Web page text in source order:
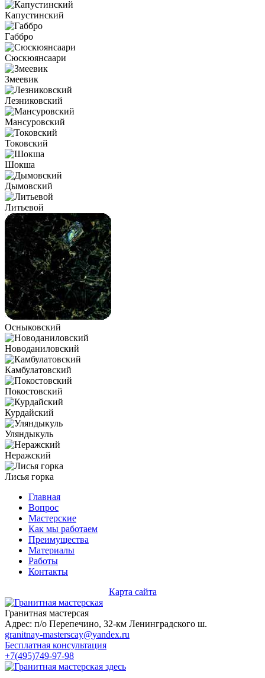
Капустинский
Габбро
Сюскюянсаари
Змеевик
Лезниковский
Мансуровский
Токовский
Шокша
Дымовский
Литьевой
Осныковский
Новоданиловский
Камбулатовский
Покостовский
Курдайский
Уляндыкуль
Неражский
Лисья горка
Главная
Вопрос
Мастерские
Как мы работаем
Преимущества
Материалы
Работы
Контакты
Карта сайта
Гранитная мастерсая
Адрес: п/о Перепечино, 32-км Ленинградского ш.
granitnay-masterscay@yandex.ru
Бесплатная консультация
+7(495)749-97-98